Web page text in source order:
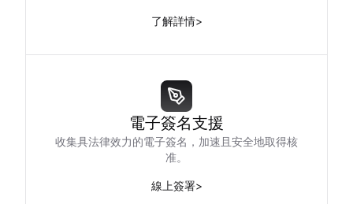
了解詳情>
電子簽名支援
收集具法律效力的電子簽名，加速且安全地取得核
准。
線上簽署>